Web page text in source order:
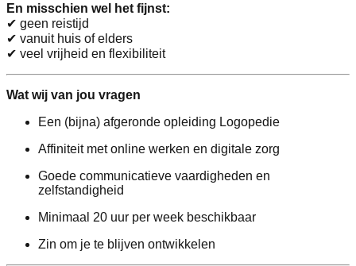
En misschien wel het fijnst:
✔ geen reistijd
✔ vanuit huis of elders
✔ veel vrijheid en flexibiliteit
Wat wij van jou vragen
Een (bijna) afgeronde opleiding Logopedie
Affiniteit met online werken en digitale zorg
Goede communicatieve vaardigheden en
zelfstandigheid
Minimaal 20 uur per week beschikbaar
Zin om je te blijven ontwikkelen